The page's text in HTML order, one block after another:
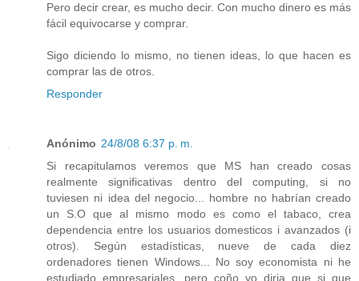
Pero decir crear, es mucho decir. Con mucho dinero es más
fácil equivocarse y comprar.
Sigo diciendo lo mismo, no tienen ideas, lo que hacen es
comprar las de otros.
Responder
Anónimo 24/8/08 6:37 p. m.
Si recapitulamos veremos que MS han creado cosas
realmente significativas dentro del computing, si no
tuviesen ni idea del negocio... hombre no habrían creado
un S.O que al mismo modo es como el tabaco, crea
dependencia entre los usuarios domesticos i avanzados (i
otros). Según estadísticas, nueve de cada diez
ordenadores tienen Windows... No soy economista ni he
estudiado empresariales, pero coño yo diria que si que